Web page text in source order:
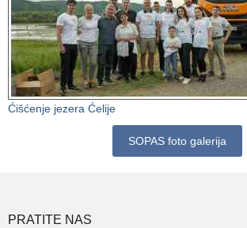
Ćišćenje jezera Ćelije
SOPAS foto galerija
PRATITE NAS